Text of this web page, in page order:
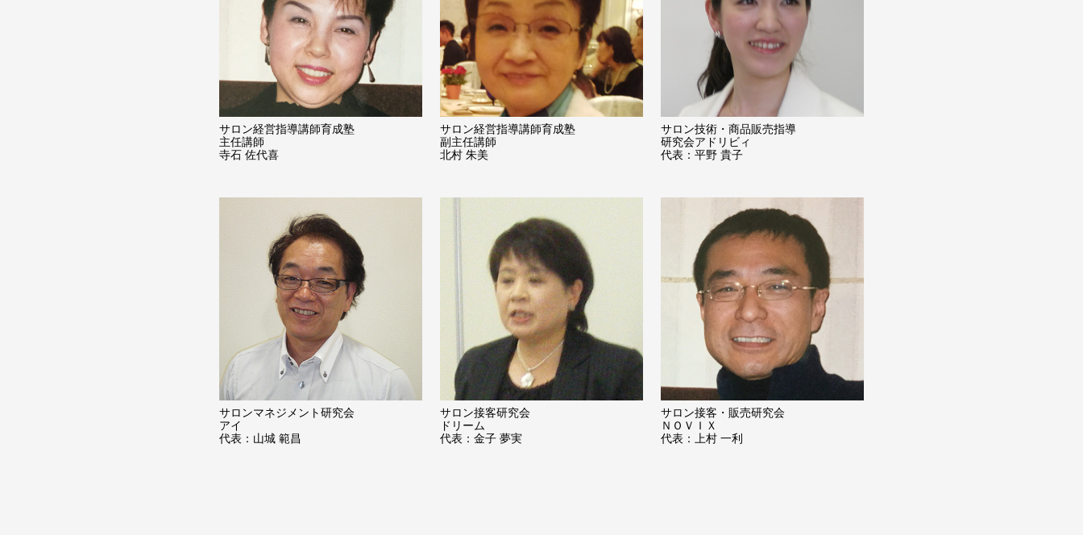
サロン経営指導講師育成塾
主任講師
寺石 佐代喜
サロン経営指導講師育成塾
副主任講師
北村 朱美
サロン技術・商品販売指導
研究会アドリビィ
代表：平野 貴子
サロンマネジメント研究会
アイ
代表：山城 範昌
サロン接客研究会
ドリーム
代表：金子 夢実
サロン接客・販売研究会
ＮＯＶＩＸ
代表：上村 一利